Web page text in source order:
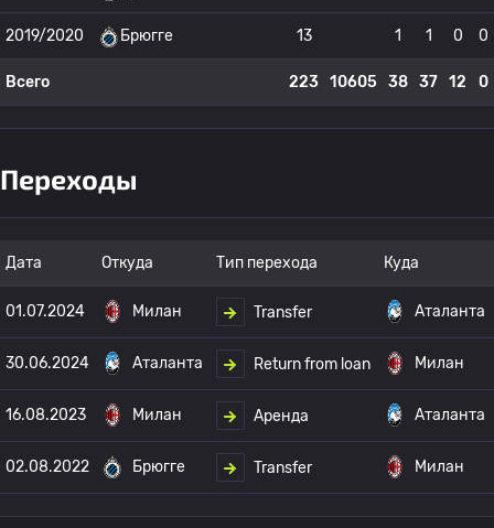
2019/2020 Брюгге 13 1 1 0 0
Всего 223 10605 38 37 12 0
Переходы
Дата Откуда Тип перехода Куда
01.07.2024 Милан Transfer Аталанта
30.06.2024 Аталанта Return from loan Милан
16.08.2023 Милан Аренда Аталанта
02.08.2022 Брюгге Transfer Милан